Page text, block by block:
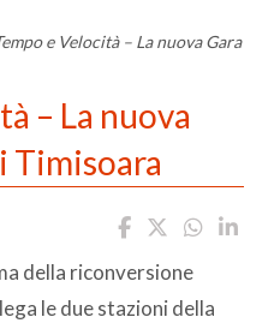
e Velocità – La nuova Gara
– La nuova
Timisoara
della riconversione
le due stazioni della